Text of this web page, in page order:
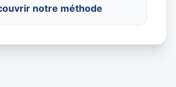
notre méthode